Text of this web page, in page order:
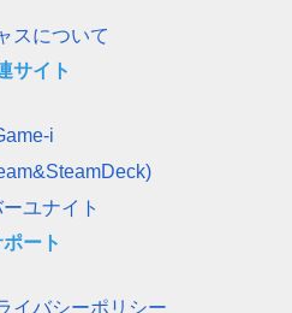
スについて
サイト
i
ユナイト
ート
イバシーポリシー